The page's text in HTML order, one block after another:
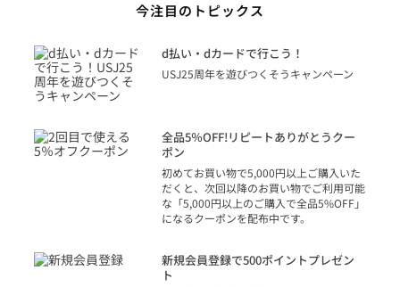
今注目のトピックス
d払い・dカードで行こう！
USJ25周年を遊びつくそうキャンペーン
全品5％OFF!リピートありがとうクー
ポン
初めてお買い物で5,000円以上ご購入いた
だくと、次回以降のお買い物でご利用可能
な「5,000円以上のご購入で全品5%OFF」
になるクーポンを配布中です。
新規会員登録で500ポイントプレゼン
ト